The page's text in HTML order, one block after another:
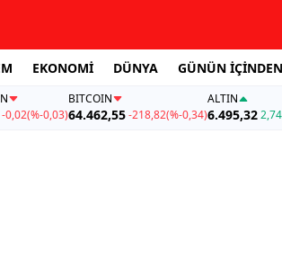
EKONOMİ DÜNYA GÜNÜN İÇİNDEN
-0,02(%-0,03)
BITCOIN
64.462,55-218,82(%-0,34)
ALTIN
6.495,322,74